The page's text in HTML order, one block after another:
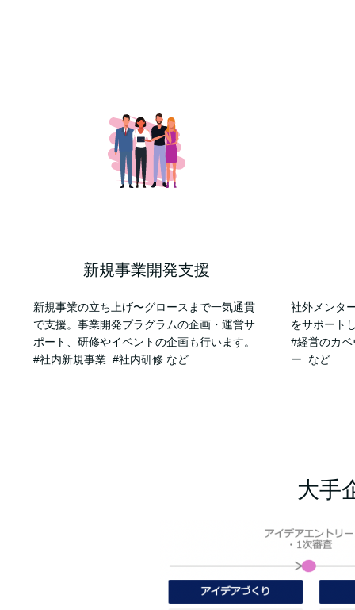
新規事業開発支援
新規事業の立ち上げ〜グロースまで一気通貫
で支援。事業開発プラグラムの企画・運営サ
ポート、研修やイベントの企画も行います。
#社内新規事業 #社内研修 など
社外メンタ
をサポート
#経営のカ
ー など
大手